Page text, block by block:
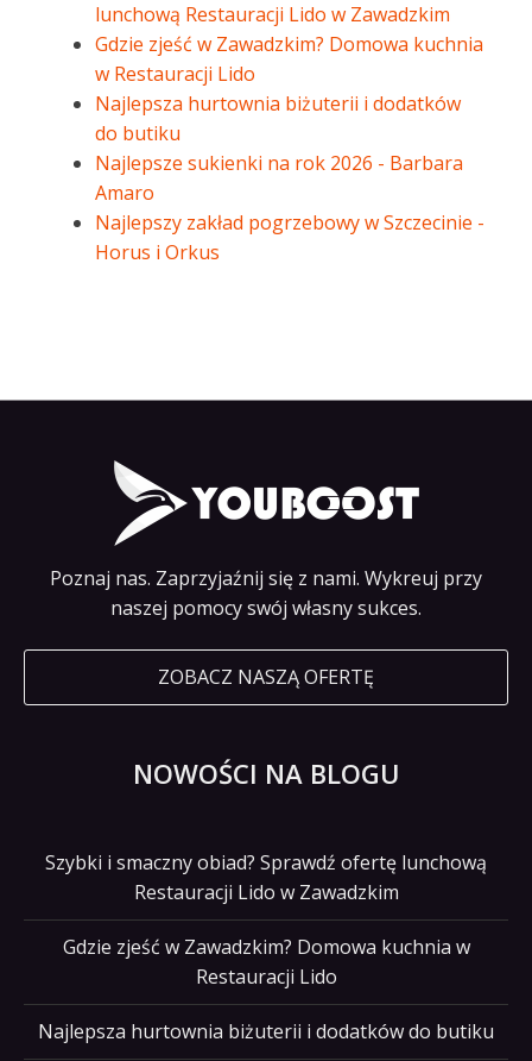
lunchową Restauracji Lido w Zawadzkim
Gdzie zjeść w Zawadzkim? Domowa kuchnia
w Restauracji Lido
Najlepsza hurtownia biżuterii i dodatków
do butiku
Najlepsze sukienki na rok 2026 - Barbara
Amaro
Najlepszy zakład pogrzebowy w Szczecinie -
Horus i Orkus
Poznaj nas. Zaprzyjaźnij się z nami. Wykreuj przy
naszej pomocy swój własny sukces.
ZOBACZ NASZĄ OFERTĘ
NOWOŚCI NA BLOGU
Szybki i smaczny obiad? Sprawdź ofertę lunchową
Restauracji Lido w Zawadzkim
Gdzie zjeść w Zawadzkim? Domowa kuchnia w
Restauracji Lido
Najlepsza hurtownia biżuterii i dodatków do butiku